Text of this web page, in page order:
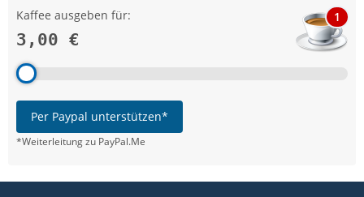
Kaffee ausgeben für:
3,00 €
1
Per Paypal unterstützen*
*Weiterleitung zu PayPal.Me